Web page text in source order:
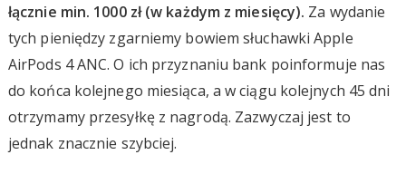
łącznie min. 1000 zł (w każdym z miesięcy). Za wydanie
tych pieniędzy zgarniemy bowiem słuchawki Apple
AirPods 4 ANC. O ich przyznaniu bank poinformuje nas
do końca kolejnego miesiąca, a w ciągu kolejnych 45 dni
otrzymamy przesyłkę z nagrodą. Zazwyczaj jest to
jednak znacznie szybciej.